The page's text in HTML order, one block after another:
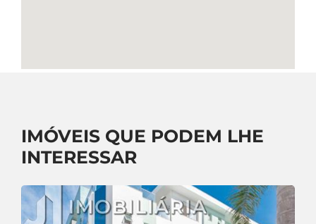
IMÓVEIS QUE PODEM LHE
INTERESSAR